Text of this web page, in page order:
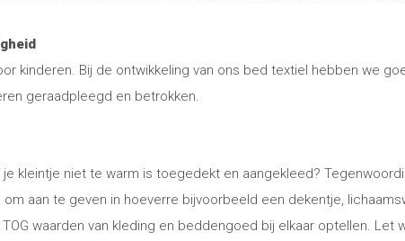
kinderen. Bij de ontwikkeling van ons bed textiel hebben we
geraadpleegd en betrokken.
kleintje niet te warm is toegedekt en aangekleed?
aan te geven in hoeverre bijvoorbeeld een dekentje,
waarden van kleding en beddengoed bij elkaar optellen. Let